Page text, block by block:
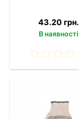
43.20 грн.
В наявності